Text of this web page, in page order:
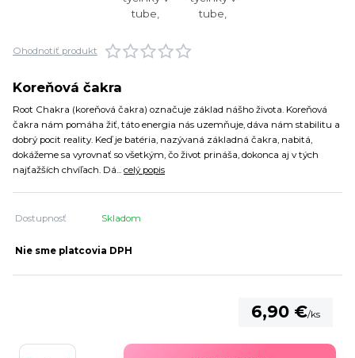
Ohodnotiť produkt
Koreňová čakra
Root Chakra (koreňová čakra) označuje základ nášho života. Koreňová
čakra nám pomáha žiť, táto energia nás uzemňuje, dáva nám stabilitu a
dobrý pocit reality. Keď je batéria, nazývaná základná čakra, nabitá,
dokážeme sa vyrovnať so všetkým, čo život prináša, dokonca aj v tých
najťažších chvíľach. Dá... celý popis
Dostupnosť Skladom
Nie sme platcovia DPH
6,90 €/ks